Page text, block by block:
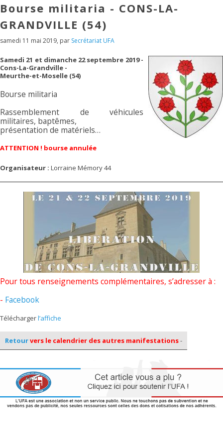
Bourse militaria - CONS-LA-
GRANDVILLE (54)
samedi 11 mai 2019, par Secrétariat UFA
Samedi 21 et dimanche 22 septembre 2019 -
Cons-La-Grandville -
Meurthe-et-Moselle (54)
Bourse militaria
Rassemblement de véhicules
militaires, baptêmes,
présentation de matériels…
ATTENTION ! bourse annulée
Organisateur : Lorraine Mémory 44
Pour tous renseignements complémentaires, s’adresser à :
- Facebook
Téléchargerl’affiche
Retourvers le calendrier des autres manifestations-